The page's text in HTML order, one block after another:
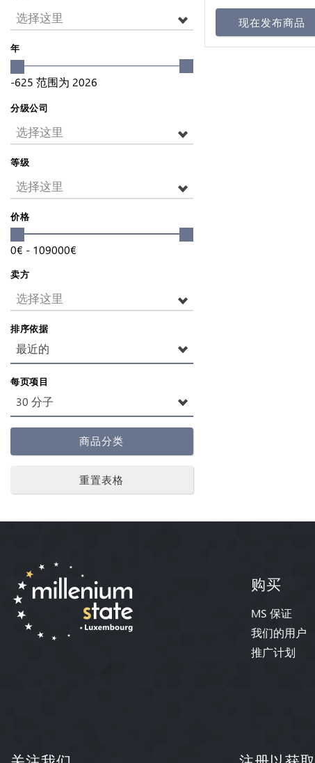
选择这里
年
-625 范围为 2026
分级公司
选择这里
等级
选择这里
价格
0€ - 109000€
卖方
选择这里
排序依据
最近的
每页项目
30 分子
商品分类
重置表格
现在发布商品
购买
MS 保证
我们的用户
推广计划